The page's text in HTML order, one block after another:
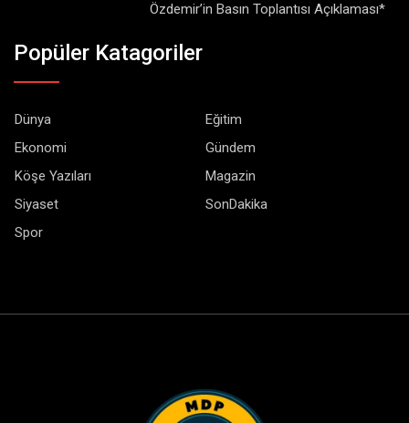
Özdemir’in Basın Toplantısı Açıklaması*
Popüler Katagoriler
Dünya
Eğitim
Ekonomi
Gündem
Köşe Yazıları
Magazin
Siyaset
SonDakika
Spor